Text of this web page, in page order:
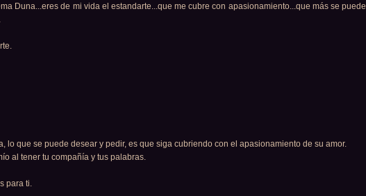
Duna...eres de mi vida el estandarte...que me cubre con apasionamiento...que más se puede
lo que se puede desear y pedir, es que siga cubriendo con el apasionamiento de su amor.
al tener tu compañía y tus palabras.
para ti.